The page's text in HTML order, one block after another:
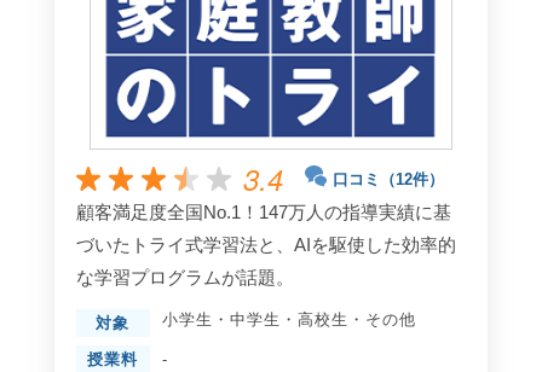
3.4 口コミ（12件）
顧客満足度全国No.1！147万人の指導実績に基
づいたトライ式学習法と、AIを駆使した効率的
な学習プログラムが話題。
対象 小学生 ・ 中学生 ・ 高校生 ・ その他
授業料 -